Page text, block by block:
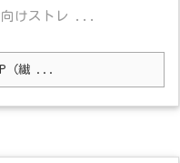
向けストレ ...
（繊 ...